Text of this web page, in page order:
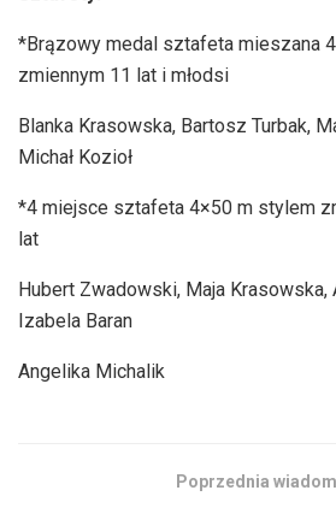
*Brązowy medal sztafeta mieszana
zmiennym 11 lat i młodsi
Blanka Krasowska, Bartosz Turbak,
Michał Kozioł
*4 miejsce sztafeta 4×50 m stylem
lat
Hubert Zwadowski, Maja
Izabela Baran
Angelika Michalik
Poprzednia